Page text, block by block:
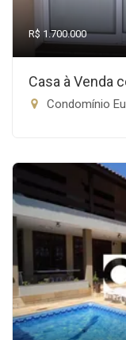
R$ 1.700.000
Casa à Venda
Condomínio